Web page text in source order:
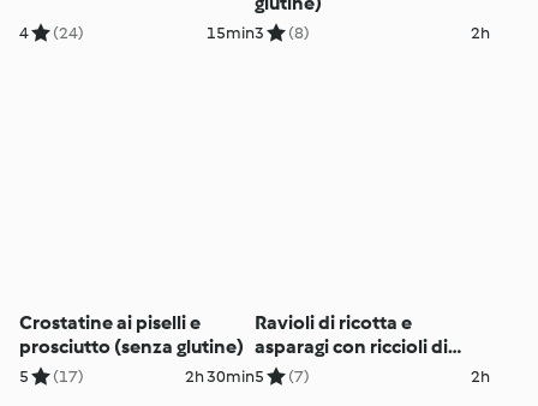
4 (24) 15min3 (8) 2h
Crostatine ai piselli e
prosciutto (senza glutine)
5 (17) 2h 30min
Ravioli di ricotta e
asparagi con riccioli di
tuorlo (senza glutine)
5 (7) 2h